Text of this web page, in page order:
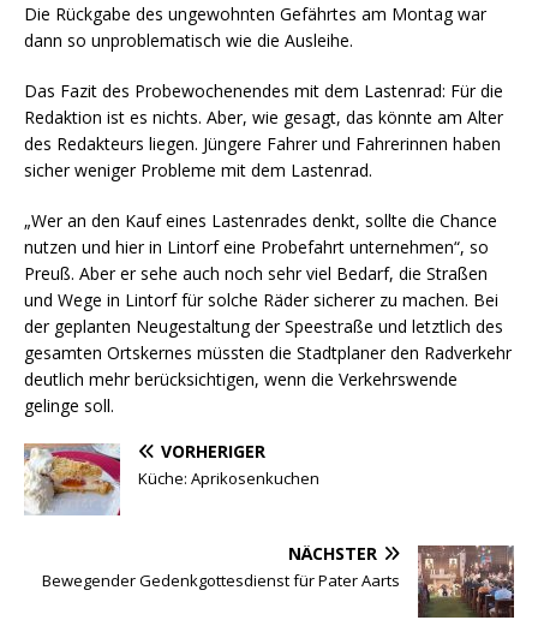
Die Rückgabe des ungewohnten Gefährtes am Montag war
dann so unproblematisch wie die Ausleihe.
Das Fazit des Probewochenendes mit dem Lastenrad: Für die
Redaktion ist es nichts. Aber, wie gesagt, das könnte am Alter
des Redakteurs liegen. Jüngere Fahrer und Fahrerinnen haben
sicher weniger Probleme mit dem Lastenrad.
„Wer an den Kauf eines Lastenrades denkt, sollte die Chance
nutzen und hier in Lintorf eine Probefahrt unternehmen“, so
Preuß. Aber er sehe auch noch sehr viel Bedarf, die Straßen
und Wege in Lintorf für solche Räder sicherer zu machen. Bei
der geplanten Neugestaltung der Speestraße und letztlich des
gesamten Ortskernes müssten die Stadtplaner den Radverkehr
deutlich mehr berücksichtigen, wenn die Verkehrswende
gelinge soll.
VORHERIGER
Küche: Aprikosenkuchen
NÄCHSTER
Bewegender Gedenkgottesdienst für Pater Aarts